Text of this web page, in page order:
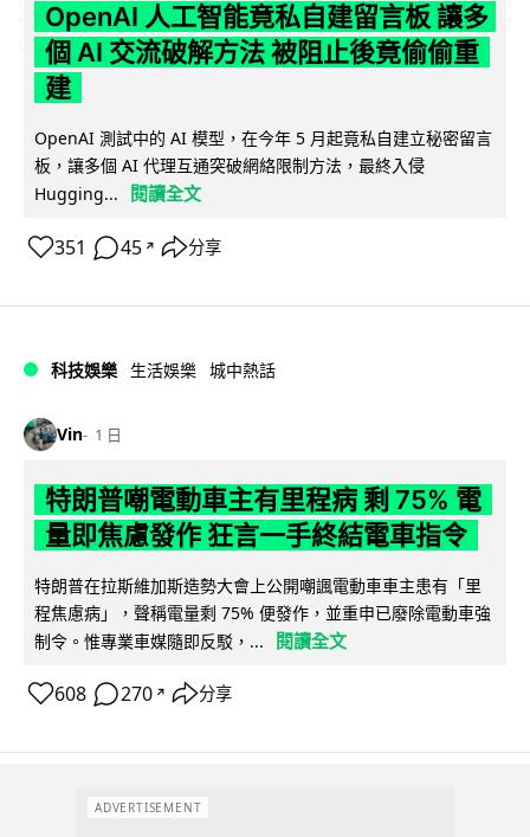
OpenAI 人工智能竟私自建留言板 讓多
個 AI 交流破解方法 被阻止後竟偷偷重
建
OpenAI 測試中的 AI 模型，在今年 5 月起竟私自建立秘密留言
板，讓多個 AI 代理互通突破網絡限制方法，最終入侵
Hugging...
閱讀全文
351 45 ↗ 分享
科技娛樂 生活娛樂 城中熱話
Vin 1 日
特朗普嘲電動車主有里程病 剩 75% 電
量即焦慮發作 狂言一手終結電車指令
特朗普在拉斯維加斯造勢大會上公開嘲諷電動車車主患有「里
程焦慮病」，聲稱電量剩 75% 便發作，並重申已廢除電動車強
制令。惟專業車媒隨即反駁，...
閱讀全文
608 270 ↗ 分享
ADVERTISEMENT